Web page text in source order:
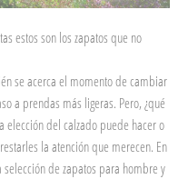
estos son los zapatos que no
se acerca el momento de cambiar
a prendas más ligeras. Pero, ¿qué
elección del calzado puede hacer o
la atención que merecen. En
de zapatos para hombre y